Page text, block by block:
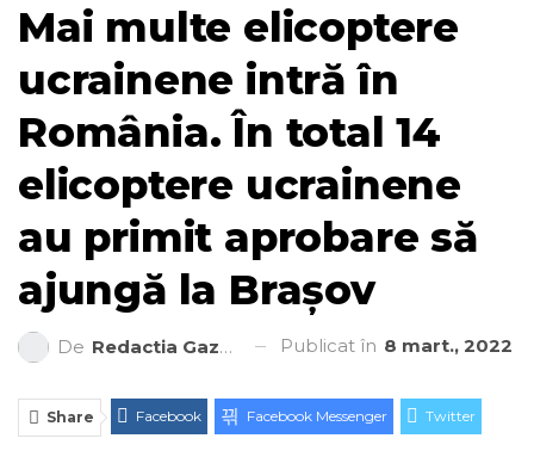
Mai multe elicoptere
ucrainene intră în
România. În total 14
elicoptere ucrainene
au primit aprobare să
ajungă la Brașov
De Redactia Gazeta Brașovului Publicat în 8 mart., 2022
Share Facebook Facebook Messenger Twitter